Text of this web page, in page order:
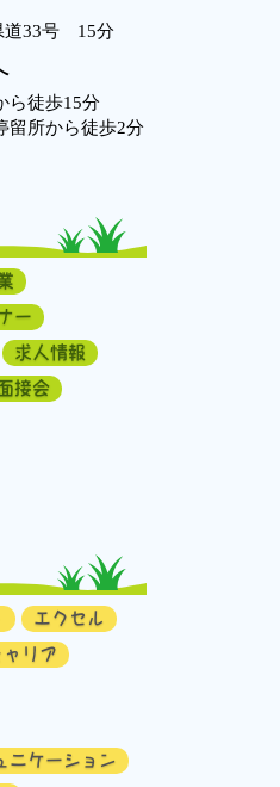
道33号 15分
ら徒歩15分
留所から徒歩2分
ー
求人情報
接会
エクセル
ャリア
ニケーション